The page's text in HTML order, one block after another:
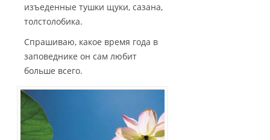
изъеденные тушки щуки, сазана,
толстолобика.
Спрашиваю, какое время года в
заповеднике он сам любит
больше всего.